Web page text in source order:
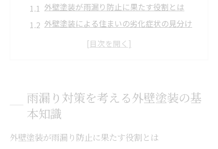
外壁塗装が雨漏り防止に果たす役割とは
外壁塗装による住まいの劣化症状の見分け
ス法
大阪府摂津市の気候と外壁塗装の注意点
外壁塗装で守る住まいの安心な雨漏り予防
雨漏り対策を考える外壁塗装の基
本知識
外壁塗装が雨漏り防止に果たす役割とは